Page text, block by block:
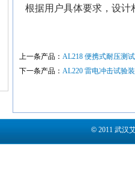
根据用户具体要求，设计
上一条产品： AL218 便携式耐压测
下一条产品： AL220 雷电冲击试验
© 2011 武汉